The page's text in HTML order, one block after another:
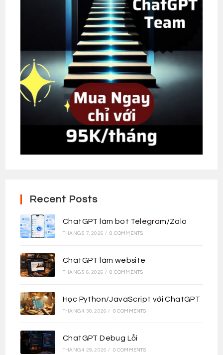
Recent Posts
ChatGPT làm bot Telegram/Zalo
THÁNG 5 7, 2026 / 0 COMMENTS
ChatGPT làm website
THÁNG 5 6, 2026 / 0 COMMENTS
Học Python/JavaScript với ChatGPT
THÁNG 4 30, 2026 / 0 COMMENTS
ChatGPT Debug Lỗi
THÁNG 4 29, 2026 / 0 COMMENTS